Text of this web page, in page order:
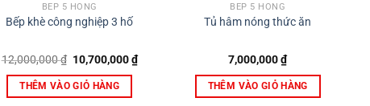
BẾP 5 HỒNG
Bếp khè công nghiệp 3 hố
12,000,000₫ Giá
là:
12,000,000 ₫.
10,700,000₫Giá
hiện
THÊM VÀO GIỎ HÀNG
BẾP 5 HỒNG
Tủ hâm nóng thức ăn
7,000,000₫
THÊM VÀO GIỎ HÀNG